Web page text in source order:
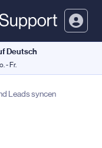
Deutsch
- Fr.
Leads syncen